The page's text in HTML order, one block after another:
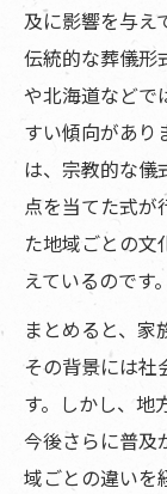
及に影響を与え
伝統的な葬儀形
や北海道などで
すい傾向があり
は、宗教的な儀
点を当てた式が
た地域ごとの
えているのです。
まとめると、家
その背景には社
す。しかし、地
今後さらに普及
域ごとの違いを